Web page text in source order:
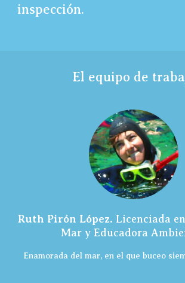
inspección.
El equipo de
Ruth Pirón López. Licenciada
Mar y Educadora
Enamorada del mar, en el que buceo